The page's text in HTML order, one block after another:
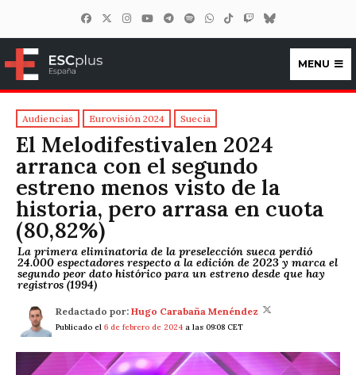
ESCplus España
MENU
Audiencias Eurovisión 2024 Suecia
El Melodifestivalen 2024
arranca con el segundo
estreno menos visto de la
historia, pero arrasa en cuota
(80,82%)
La primera eliminatoria de la preselección sueca perdió
24.000 espectadores respecto a la edición de 2023 y marca el
segundo peor dato histórico para un estreno desde que hay
registros (1994)
Redactado por: Hugo Carabaña Menéndez
Publicado el 6 de febrero de 2024 a las 09:08 CET